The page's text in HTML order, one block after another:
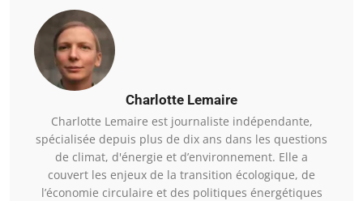
Charlotte Lemaire
Charlotte Lemaire est journaliste indépendante,
spécialisée depuis plus de dix ans dans les questions
de climat, d'énergie et d’environnement. Elle a
couvert les enjeux de la transition écologique, de
l’économie circulaire et des politiques énergétiques